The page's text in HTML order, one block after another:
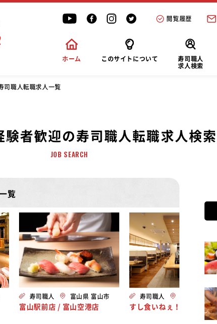
閲覧履歴
ホーム このサイトについて
寿司職人
求人検索
司職人転職求人一覧
験者歓迎の寿司職人転職求人検索
JOB SEARCH
覧
寿司職人 富山県 富山市
富山駅前店 / 富山空港店
寿司職人 富山県 富山
すし食いねぇ！ 富山二口